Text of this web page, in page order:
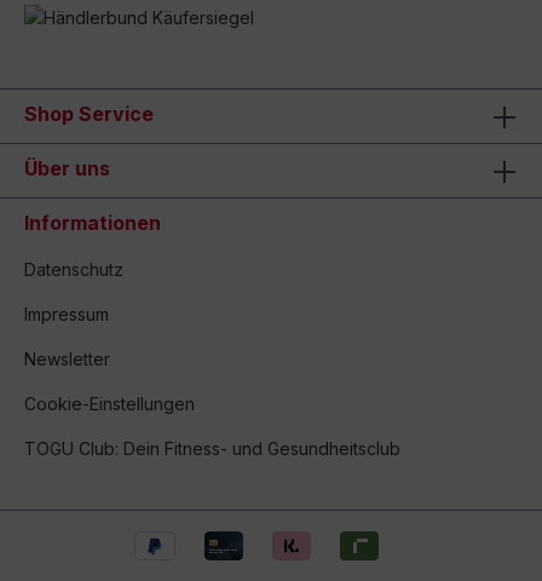
Shop Service
Über uns
Informationen
Datenschutz
Impressum
Newsletter
Cookie-Einstellungen
TOGU Club: Dein Fitness- und Gesundheitsclub